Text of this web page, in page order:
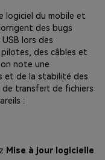
logiciel du mobile et
des bugs
lors des
des câbles et
note une
et de la stabilité des
de transfert de fichiers
:
Mise à jour logicielle.